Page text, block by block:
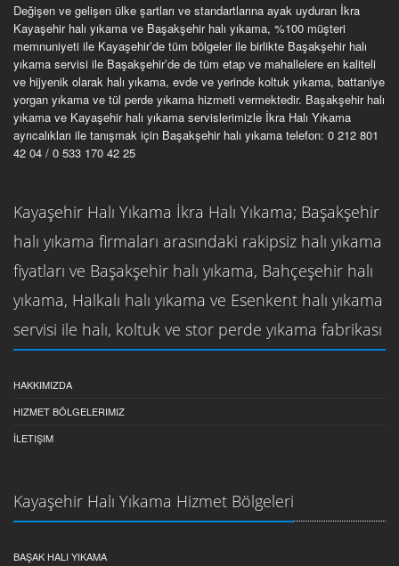
Değişen ve gelişen ülke şartları ve standartlarına ayak uyduran İkra
Kayaşehir halı yıkama ve Başakşehir halı yıkama, %100 müşteri
memnuniyeti ile Kayaşehir’de tüm bölgeler ile birlikte Başakşehir halı
yıkama servisi ile Başakşehir’de de tüm etap ve mahallelere en kaliteli
ve hijyenik olarak halı yıkama, evde ve yerinde koltuk yıkama, battaniye
yorgan yıkama ve tül perde yıkama hizmeti vermektedir. Başakşehir halı
yıkama ve Kayaşehir halı yıkama servislerimizle İkra Halı Yıkama
ayrıcalıkları ile tanışmak için Başakşehir halı yıkama telefon: 0 212 801
42 04 / 0 533 170 42 25
Kayaşehir Halı Yıkama İkra Halı Yıkama; Başakşehir
halı yıkama firmaları arasındaki rakipsiz halı yıkama
fiyatları ve Başakşehir halı yıkama, Bahçeşehir halı
yıkama, Halkalı halı yıkama ve Esenkent halı yıkama
servisi ile halı, koltuk ve stor perde yıkama fabrikası
HAKKIMIZDA
HIZMET BÖLGELERIMIZ
İLETIŞIM
Kayaşehir Halı Yıkama Hizmet Bölgeleri
BAŞAK HALI YIKAMA